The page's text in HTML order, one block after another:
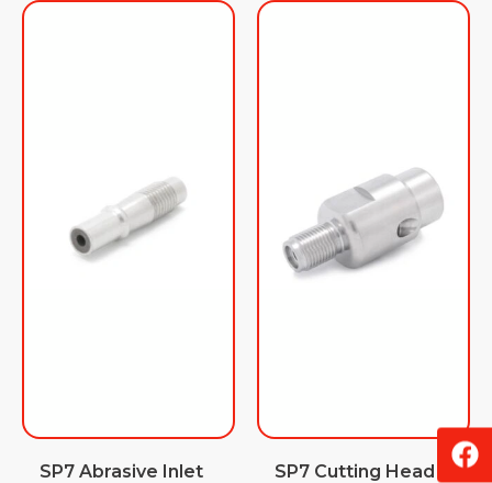
SP7 Abrasive Inlet
SP7 Cutting Head